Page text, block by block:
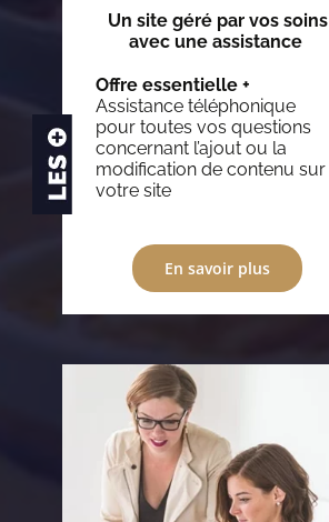
Un site géré par vos soins
avec une assistance
Offre essentielle +
Assistance téléphonique
pour toutes vos questions
concernant l’ajout ou la
modification de contenu sur
votre site
En savoir plus